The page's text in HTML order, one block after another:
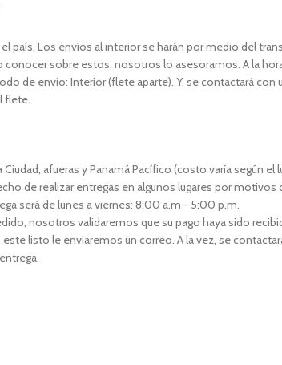
país. Los envíos al interior se harán por medio del
conocer sobre estos, nosotros lo asesoramos. A la
de envío: Interior (flete aparte). Y, se contactará con
flete.
afueras y Panamá Pacífico (costo varía según el
de realizar entregas en algunos lugares por motivos
será de lunes a viernes: 8:00 a.m - 5:00 p.m.
nosotros validaremos que su pago haya sido
listo le enviaremos un correo. A la vez, se